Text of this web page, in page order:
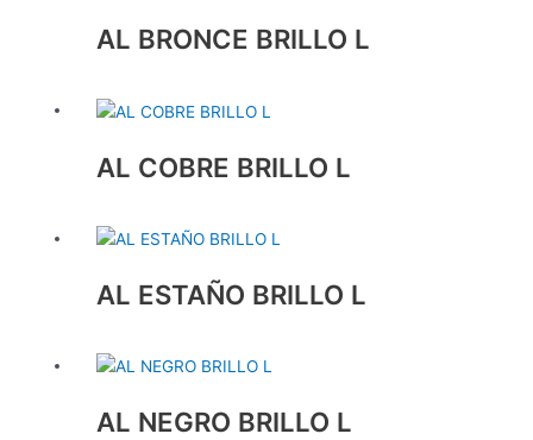
AL BRONCE BRILLO L
AL COBRE BRILLO L
AL ESTAÑO BRILLO L
AL NEGRO BRILLO L